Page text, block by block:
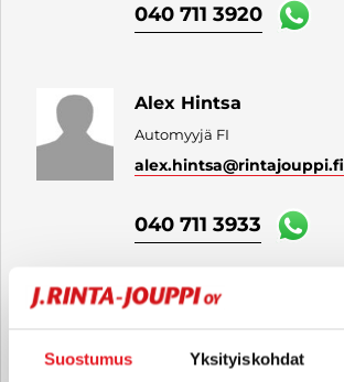
Suostumus Yksityiskohdat
040 711 3920
Alex Hintsa
Automyyjä FI
alex.hintsa@rintajouppi.fi
040 711 3933
patrik.kuusisto